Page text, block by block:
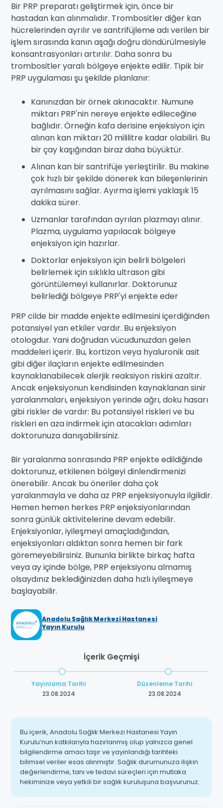
Bir PRP preparatı geliştirmek için, önce bir
hastadan kan alınmalıdır. Trombositler diğer kan
hücrelerinden ayrılır ve santrifüjleme adı verilen bir
işlem sırasında kanın aşağı doğru döndürülmesiyle
konsantrasyonları artırılır. Daha sonra bu
trombositler yaralı bölgeye enjekte edilir. Tipik bir
PRP uygulaması şu şekilde planlanır:
Kanınızdan bir örnek akınacaktır. Numune
miktarı PRP'nin nereye enjekte edileceğine
bağlıdır. Örneğin kafa derisine enjeksiyon için
alınan kan miktarı 20 mililitre kadar olabiliri. Bu
bir çay kaşığından biraz daha büyüktür.
Alınan kan bir santrifüje yerleştirilir. Bu makine
çok hızlı bir şekilde dönerek kan bileşenlerinin
ayrılmasını sağlar. Ayırma işlemi yaklaşık 15
dakika sürer.
Uzmanlar tarafından ayrılan plazmayı alınır.
Plazma, uygulama yapılacak bölgeye
enjeksiyon için hazırlar.
Doktorlar enjeksiyon için belirli bölgeleri
belirlemek için sıklıkla ultrason gibi
görüntülemeyi kullanırlar. Doktorunuz
belirlediği bölgeye PRP'yi enjekte eder
PRP cilde bir madde enjekte edilmesini içerdiğinden
potansiyel yan etkiler vardır. Bu enjeksiyon
otologdur. Yani doğrudan vücudunuzdan gelen
maddeleri içerir. Bu, kortizon veya hyaluronik asit
gibi diğer ilaçların enjekte edilmesinden
kaynaklanabilecek alerjik reaksiyon riskini azaltır.
Ancak enjeksiyonun kendisinden kaynaklanan sinir
yaralanmaları, enjeksiyon yerinde ağrı, doku hasarı
gibi riskler de vardır: Bu potansiyel riskleri ve bu
riskleri en aza indirmek için atacakları adımları
doktorunuza danışabilirsiniz.
Bir yaralanma sonrasında PRP enjekte edildiğinde
doktorunuz, etkilenen bölgeyi dinlendirmenizi
önerebilir. Ancak bu öneriler daha çok
yaralanmayla ve daha az PRP enjeksiyonuyla ilgilidir.
Hemen hemen herkes PRP enjeksiyonlarından
sonra günlük aktivitelerine devam edebilir.
Enjeksiyonlar, iyileşmeyi amaçladığından,
enjeksiyonları aldıktan sonra hemen bir fark
göremeyebilirsiniz. Bununla birlikte birkaç hafta
veya ay içinde bölge, PRP enjeksiyonu almamış
olsaydınız beklediğinizden daha hızlı iyileşmeye
başlayabilir.
Anadolu Sağlık Merkezi Hastanesi
Yayın Kurulu
İçerik Geçmişi
Yayınlama Tarihi
23.08.2024
Düzenleme Tarihi
23.08.2024
Bu içerik, Anadolu Sağlık Merkezi Hastanesi Yayın
Kurulu’nun katkılarıyla hazırlanmış olup yalnızca genel
bilgilendirme amacı taşır ve yayınlandığı tarihteki
bilimsel veriler esas alınmıştır. Sağlık durumunuza ilişkin
değerlendirme, tanı ve tedavi süreçleri için mutlaka
hekiminize veya yetkili bir sağlık kuruluşuna başvurunuz.